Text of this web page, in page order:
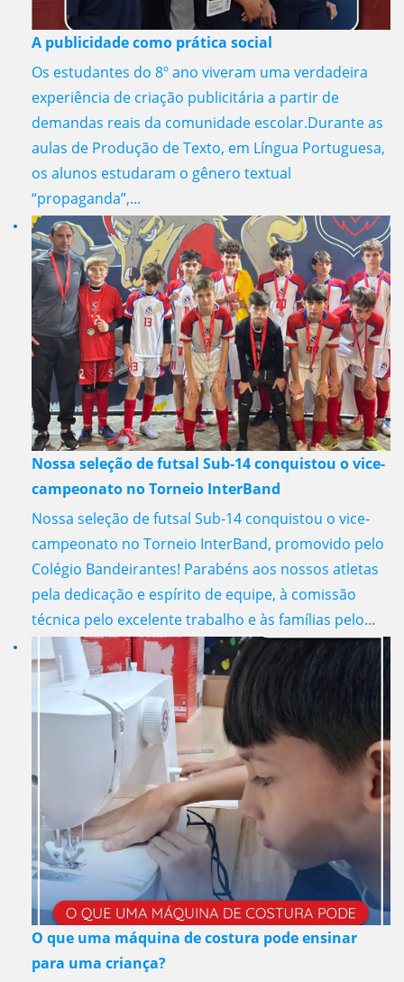
A publicidade como prática social
Os estudantes do 8º ano viveram uma verdadeira
experiência de criação publicitária a partir de
demandas reais da comunidade escolar.Durante as
aulas de Produção de Texto, em Língua Portuguesa,
os alunos estudaram o gênero textual
“propaganda”,...
Nossa seleção de futsal Sub-14 conquistou o vice-
campeonato no Torneio InterBand
Nossa seleção de futsal Sub-14 conquistou o vice-
campeonato no Torneio InterBand, promovido pelo
Colégio Bandeirantes! Parabéns aos nossos atletas
pela dedicação e espírito de equipe, à comissão
técnica pelo excelente trabalho e às famílias pelo...
O que uma máquina de costura pode ensinar
para uma criança?